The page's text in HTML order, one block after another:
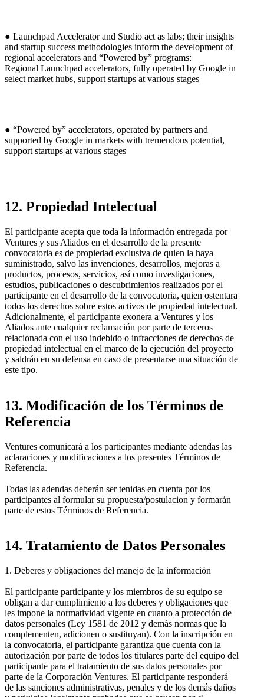
● Launchpad Accelerator and Studio act as labs; their insights
and startup success methodologies inform the development of
regional accelerators and “Powered by” programs:
Regional Launchpad accelerators, fully operated by Google in
select market hubs, support startups at various stages
● “Powered by” accelerators, operated by partners and
supported by Google in markets with tremendous potential,
support startups at various stages
12. Propiedad Intelectual
El participante acepta que toda la información entregada por
Ventures y sus Aliados en el desarrollo de la presente
convocatoria es de propiedad exclusiva de quien la haya
suministrado, salvo las invenciones, desarrollos, mejoras a
productos, procesos, servicios, así como investigaciones,
estudios, publicaciones o descubrimientos realizados por el
participante en el desarrollo de la convocatoria, quien ostentara
todos los derechos sobre estos activos de propiedad intelectual.
Adicionalmente, el participante exonera a Ventures y los
Aliados ante cualquier reclamación por parte de terceros
relacionada con el uso indebido o infracciones de derechos de
propiedad intelectual en el marco de la ejecución del proyecto
y saldrán en su defensa en caso de presentarse una situación de
este tipo.
13. Modificación de los Términos de
Referencia
Ventures comunicará a los participantes mediante adendas las
aclaraciones y modificaciones a los presentes Términos de
Referencia.
Todas las adendas deberán ser tenidas en cuenta por los
participantes al formular su propuesta/postulacion y formarán
parte de estos Términos de Referencia.
14. Tratamiento de Datos Personales
1. Deberes y obligaciones del manejo de la información
El participante participante y los miembros de su equipo se
obligan a dar cumplimiento a los deberes y obligaciones que
les impone la normatividad vigente en cuanto a protección de
datos personales (Ley 1581 de 2012 y demás normas que la
complementen, adicionen o sustituyan). Con la inscripción en
la convocatoria, el participante garantiza que cuenta con la
autorización por parte de todos los titulares parte del equipo del
participante para el tratamiento de sus datos personales por
parte de la Corporación Ventures. El participante responderá
de las sanciones administrativas, penales y de los demás daños